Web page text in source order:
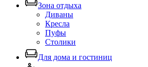
Зона отдыха
Диваны
Кресла
Пуфы
Столики
Для дома и гостиниц